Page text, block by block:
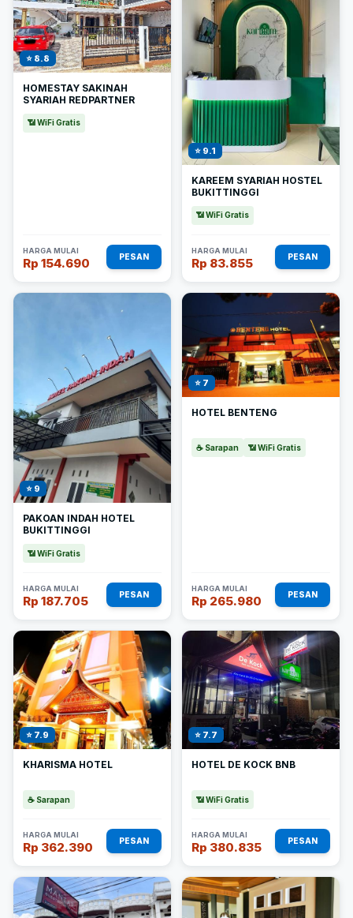
⭐ 8.8
HOMESTAY SAKINAH
SYARIAH REDPARTNER
📶 WiFi Gratis
HARGA MULAI
Rp 154.690 PESAN
⭐ 9.1
KAREEM SYARIAH HOSTEL
BUKITTINGGI
📶 WiFi Gratis
HARGA MULAI
Rp 83.855 PESAN
⭐ 9
PAKOAN INDAH HOTEL
BUKITTINGGI
📶 WiFi Gratis
HARGA MULAI
Rp 187.705 PESAN
⭐ 7
HOTEL BENTENG
☕ Sarapan 📶 WiFi Gratis
HARGA MULAI
Rp 265.980 PESAN
⭐ 7.9
KHARISMA HOTEL
☕ Sarapan
HARGA MULAI
Rp 362.390 PESAN
⭐ 7.7
HOTEL DE KOCK BNB
📶 WiFi Gratis
HARGA MULAI
Rp 380.835 PESAN